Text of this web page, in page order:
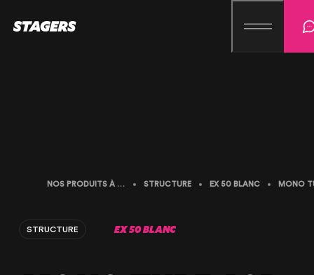
NOS PRODUITS À LA LOCATION STRUCTURE EX 50 BLANC
STRUCTURE EX 50 BLANC